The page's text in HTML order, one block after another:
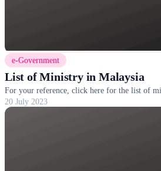
e-Government
List of Ministry in Malaysia
For your reference, click here for the list of
20 July 2023